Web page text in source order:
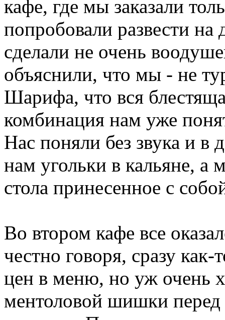
кафе, где мы заказали
попробовали развести
сделали не очень
объяснили, что мы - не
Шарифа, что вся
комбинация нам уже
Нас поняли без звука и в
нам угольки в кальяне, а
стола принесенное с
Во втором кафе все
честно говоря, сразу
цен в меню, но уж очень
ментоловой шишки